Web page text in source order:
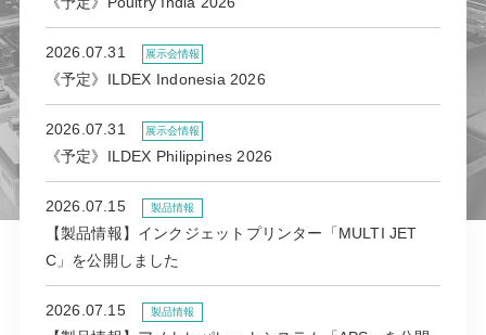
2026.07.31 展示会情報
《予定》ILDEX Indonesia 2026
2026.07.31 展示会情報
《予定》ILDEX Philippines 2026
2026.07.15 製品情報
【製品情報】インクジェットプリンター「MULTI JET
C」を公開しました
2026.07.15 製品情報